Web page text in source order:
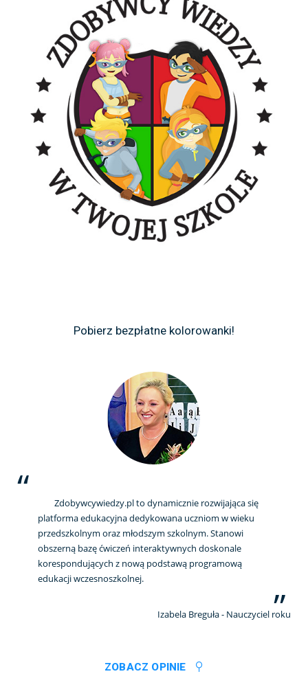
Pobierz bezpłatne kolorowanki!
Zdobywcywiedzy.pl to dynamicznie rozwijająca się
platforma edukacyjna dedykowana uczniom w wieku
przedszkolnym oraz młodszym szkolnym. Stanowi
obszerną bazę ćwiczeń interaktywnych doskonale
korespondujących z nową podstawą programową
edukacji wczesnoszkolnej.
Izabela Breguła - Nauczyciel roku
ZOBACZ OPINIE